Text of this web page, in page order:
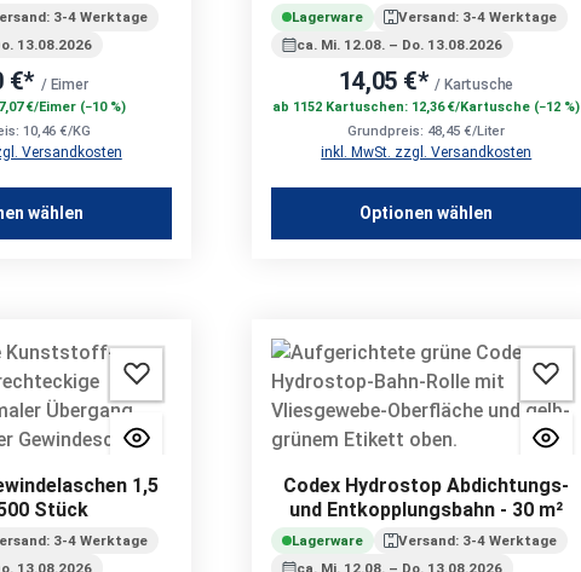
3-4 Werktage
13.08.2026
€* / Eimer
€/Eimer (−10 %)
10,46 €/KG
Versandkosten
wählen
Lagerware
Versand: 3-4 Werktage
ca. Mi. 12.08. – Do. 13.08.2026
14,05 €* / Kartusche
ab 1152 Kartuschen: 12,36 €/Kartusche (−12 %)
Grundpreis: 48,45 €/Liter
inkl. MwSt. zzgl. Versandkosten
Optionen wählen
1,5
Stück
3-4 Werktage
13.08.2026
Codex Hydrostop Abdichtungs-
und Entkopplungsbahn - 30 m²
Lagerware
Versand: 3-4 Werktage
ca. Mi. 12.08. – Do. 13.08.2026